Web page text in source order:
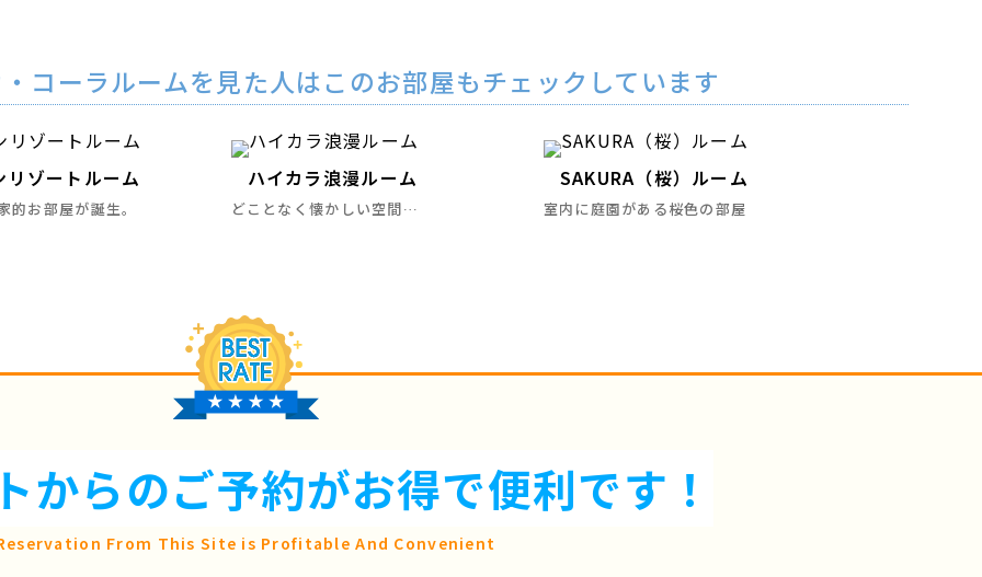
コーラルームを見た人はこのお部屋もチェックしています
リゾートルーム
的お部屋が誕生。
ハイカラ浪漫ルーム
どことなく懐かしい空間…
SAKURA（桜）ルーム
室内に庭園がある桜色の部屋
からのご予約がお得で便利です！
From This Site is Profitable And Convenient